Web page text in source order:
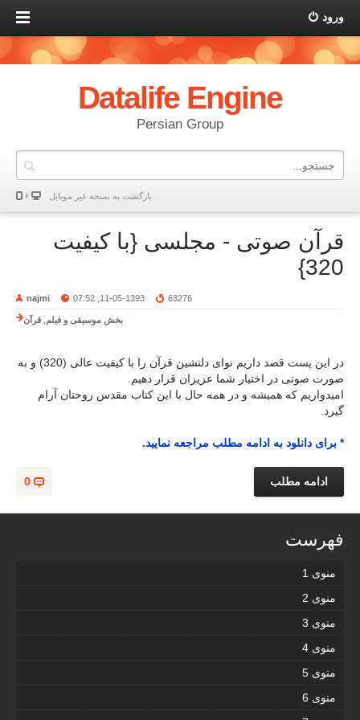
ورود
Datalife Engine
Persian Group
بازگشت به نسخه غير موبایل
قرآن صوتی - مجلسی {با کیفیت
320}
najmi 11-05-1393, 07:52 63276
بخش موسیقی و فیلم قرآن
در این پست قصد داریم نوای دلنشین قرآن را با کیفیت عالی (320) و به
صورت صوتی در اختیار شما عزیزان قرار دهیم.
امیدواریم که همیشه و در همه حال با این کتاب مقدس روحتان آرام
گیرد.
* برای دانلود به ادامه مطلب مراجعه نمایید.
0 ادامه مطلب
فهرست
منوی 1
منوی 2
منوی 3
منوی 4
منوی 5
منوی 6